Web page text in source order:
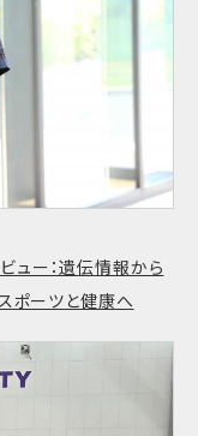
ュー：遺伝情報から
ポーツと健康へ